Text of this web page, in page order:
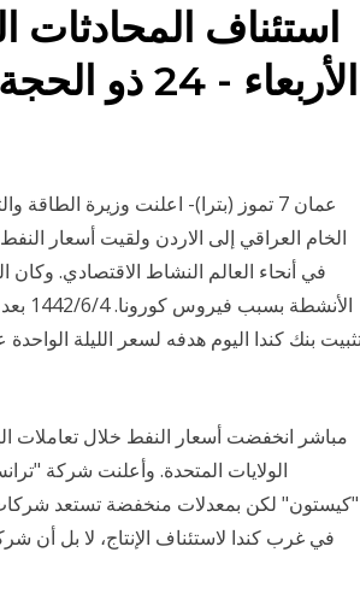
استئناف المحادثات
عمان 7 تموز (بترا)- اعلنت وزيرة
الخام العراقي إلى الاردن ولقيت أسعار
في أنحاء العالم النشاط الاقتصادي.
مباشر انخفضت أسعار النفط خلال تعاملات
الولايات المتحدة. وأعلنت شركة
"كيستون" لكن بمعدلات منخفضة تستعد
في غرب كندا لاستئناف الإنتاج، لا بل أن